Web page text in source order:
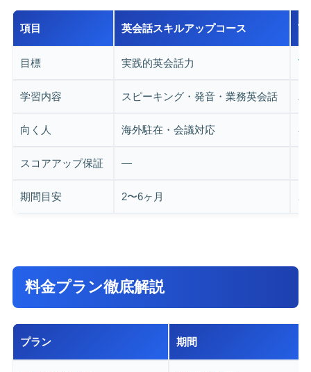
項目 英会話スキルアップコース
目標 実践的英会話力
学習内容 スピーキング・発音・業務英会話 パ
向く人 海外駐在・会議対応 昇
スコアアップ保証 —
期間目安 2〜6ヶ月
料金プラン徹底解説
プラン 期間